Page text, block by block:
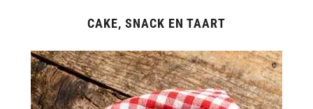
CAKE, SNACK EN TAART